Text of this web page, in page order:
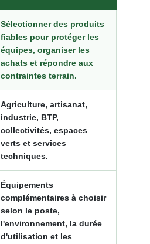
Sélectionner des produits
fiables pour protéger les
équipes, organiser les
achats et répondre aux
contraintes terrain.
Agriculture, artisanat,
industrie, BTP,
collectivités, espaces
verts et services
techniques.
Équipements
complémentaires à choisir
selon le poste,
l'environnement, la durée
d'utilisation et les